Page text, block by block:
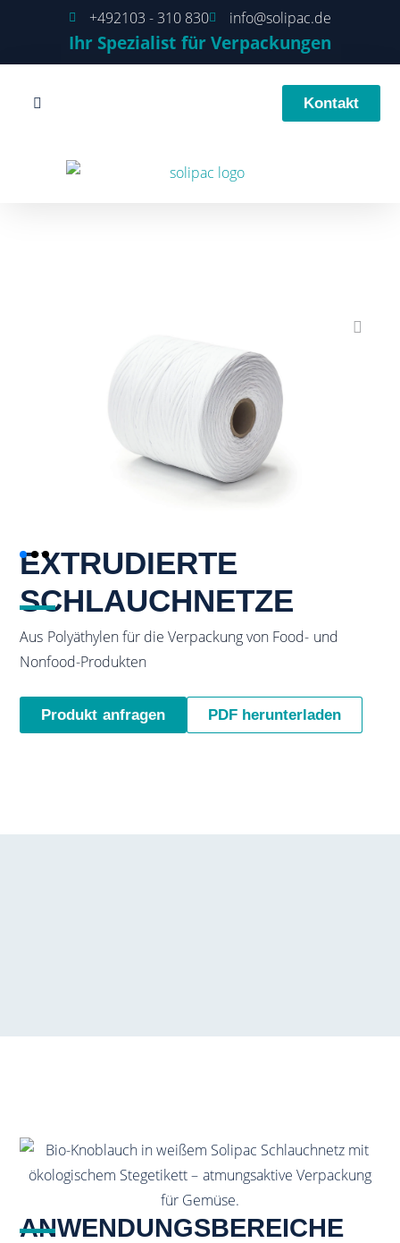
+492103 - 310 830 info@solipac.de
Ihr Spezialist für Verpackungen
Kontakt
EXTRUDIERTE
SCHLAUCHNETZE
Aus Polyäthylen für die Verpackung von Food- und
Nonfood-Produkten
Produkt anfragen PDF herunterladen
ANWENDUNGSBEREICHE